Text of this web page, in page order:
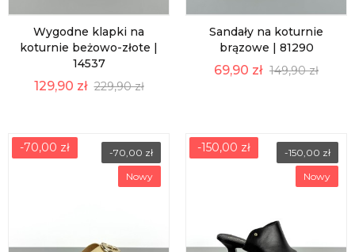
Wygodne klapki na
koturnie beżowo-złote |
14537
129,90 zł 229,90 zł
Sandały na koturnie
brązowe | 81290
69,90 zł 149,90 zł
-70,00 zł
Nowy
-70,00 zł
-150,00 zł
Nowy
-150,00 zł